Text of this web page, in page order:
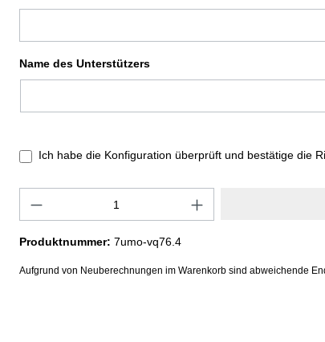
Name des Unterstützers
Ich habe die Konfiguration überprüft und bestätige die
Produktnummer: 7umo-vq76.4
Aufgrund von Neuberechnungen im Warenkorb sind abweichende